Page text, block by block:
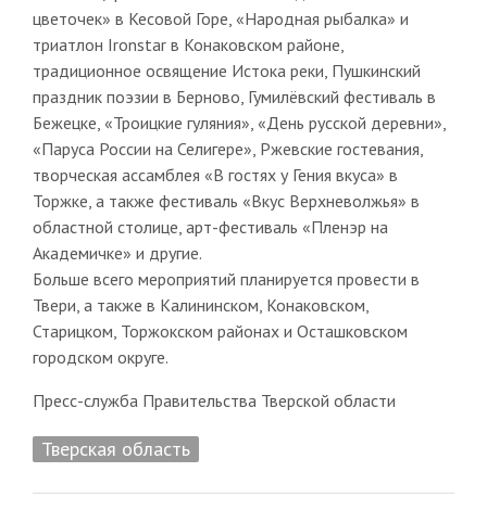
цветочек» в Кесовой Горе, «Народная рыбалка» и
триатлон Ironstar в Конаковском районе,
традиционное освящение Истока реки, Пушкинский
праздник поэзии в Берново, Гумилёвский фестиваль в
Бежецке, «Троицкие гуляния», «День русской деревни»,
«Паруса России на Селигере», Ржевские гостевания,
творческая ассамблея «В гостях у Гения вкуса» в
Торжке, а также фестиваль «Вкус Верхневолжья» в
областной столице, арт-фестиваль «Пленэр на
Академичке» и другие.
Больше всего мероприятий планируется провести в
Твери, а также в Калининском, Конаковском,
Старицком, Торжокском районах и Осташковском
городском округе.
Пресс-служба Правительства Тверской области
Тверская область